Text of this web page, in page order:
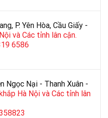
P. Yên Hòa, Cầu Giấy -
và Các tỉnh lân cận.
6586
Ngọc Nại - Thanh Xuân -
Hà Nội và Các tỉnh lân